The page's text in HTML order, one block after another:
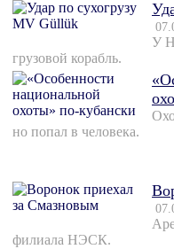
У
грузовой корабль.
но попал в человека.
филиала НЭСК.